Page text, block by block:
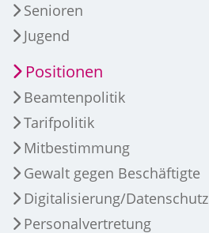
Senioren
Jugend
Positionen
Beamtenpolitik
Tarifpolitik
Mitbestimmung
Gewalt gegen Beschäftigte
Digitalisierung/Datenschutz
Personalvertretung